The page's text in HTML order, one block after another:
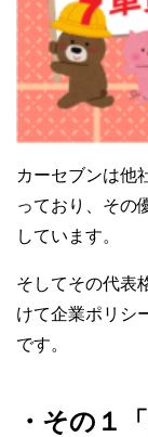
カーセブンは他
っており、その
しています。
そしてその代表
けて企業ポリシ
です。
・その１